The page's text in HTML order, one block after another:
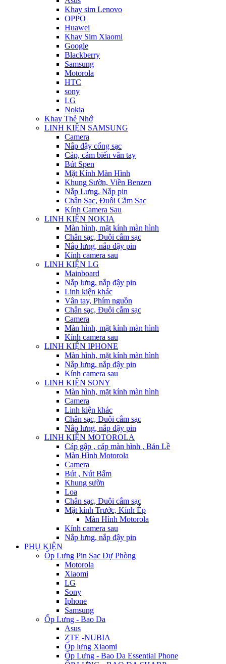
Khay sim Lenovo
OPPO
Huawei
Khay Sim Xiaomi
Google
Blackberry
Samsung
Motorola
HTC
sony
LG
Nokia
Khay Thẻ Nhớ
LINH KIỆN SAMSUNG
Camera
Nắp đậy cổng sạc
Cáp, cảm biến vân tay
Bút Spen
Mặt Kính Màn Hình
Khung Sườn, Viền Benzen
Nắp Lưng, Nắp pin
Chân Sạc, Đuôi Cắm Sạc
Kính Camera Sau
LINH KIỆN NOKIA
Màn hình, mặt kính màn hình
Chân sạc, Đuôi cắm sạc
Nắp lưng, nắp đậy pin
Kính camera sau
LINH KIỆN LG
Mainboard
Nắp lưng, nắp đậy pin
Linh kiện khác
Vân tay, Phím nguồn
Chân sạc, Đuôi cắm sạc
Camera
Màn hình, mặt kính màn hình
Kính camera sau
LINH KIỆN IPHONE
Màn hình, mặt kính màn hình
Nắp lưng, nắp đậy pin
Kính camera sau
LINH KIỆN SONY
Màn hình, mặt kính màn hình
Camera
Linh kiện khác
Chân sạc, Đuôi cắm sạc
Nắp lưng, nắp đậy pin
LINH KIỆN MOTOROLA
Cáp gập , cáp màn hình , Bản Lề
Màn Hình Motorola
Camera
Bút , Nút Bấm
Khung sườn
Loa
Chân sạc, Đuôi cắm sạc
Mặt kính Trước, Kính Ép
Màn Hình Motorola
Kính camera sau
Nắp lưng, nắp đậy pin
PHỤ KIỆN
Ốp Lưng Pin Sạc Dự Phòng
Motorola
Xiaomi
LG
Sony
Iphone
Samsung
Ốp Lưng - Bao Da
Asus
ZTE -NUBIA
Ốp lưng Xiaomi
Ốp Lưng - Bao Da Essential Phone